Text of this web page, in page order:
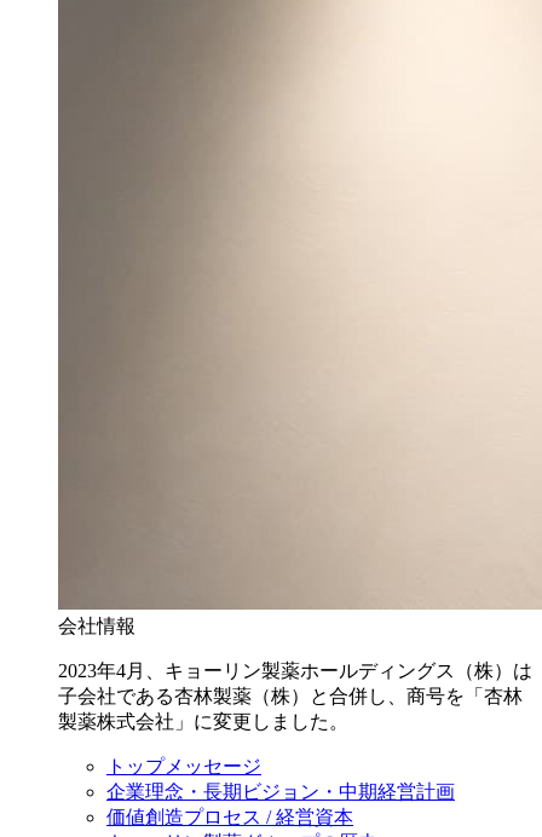
会社情報
2023年4月、キョーリン製薬ホールディングス（株）は
子会社である杏林製薬（株）と合併し、商号を「杏林
製薬株式会社」に変更しました。
トップメッセージ
企業理念・長期ビジョン・中期経営計画
価値創造プロセス / 経営資本